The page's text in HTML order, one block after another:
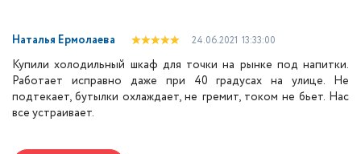
Наталья Ермолаева 24.06.2021 13:33:00
Купили холодильный шкаф для точки на рынке под напитки.
Работает исправно даже при 40 градусах на улице. Не
подтекает, бутылки охлаждает, не гремит, током не бьет. Нас
все устраивает.